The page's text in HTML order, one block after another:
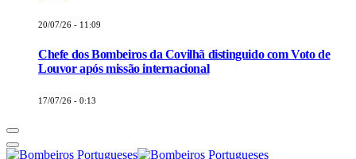
20/07/26 - 11:09
Chefe dos Bombeiros da Covilhã distinguido com Voto de
Louvor após missão internacional
17/07/26 - 0:13